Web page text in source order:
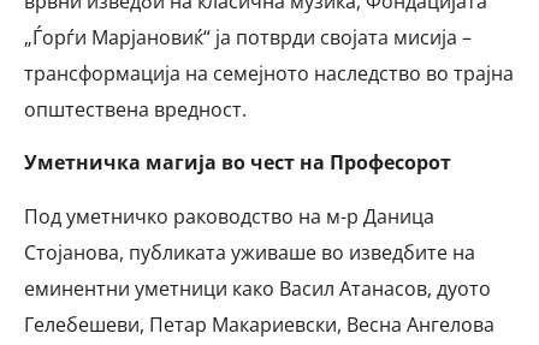
„Ѓорѓи Марјановиќ“ ја потврди својата мисија –
трансформација на семејното наследство во трајна
општествена вредност.
Уметничка магија во чест на Професорот
Под уметничко раководство на м-р Даница
Стојанова, публиката уживаше во изведбите на
еминентни уметници како Васил Атанасов, дуото
Гелебешеви, Петар Макариевски, Весна Ангелова